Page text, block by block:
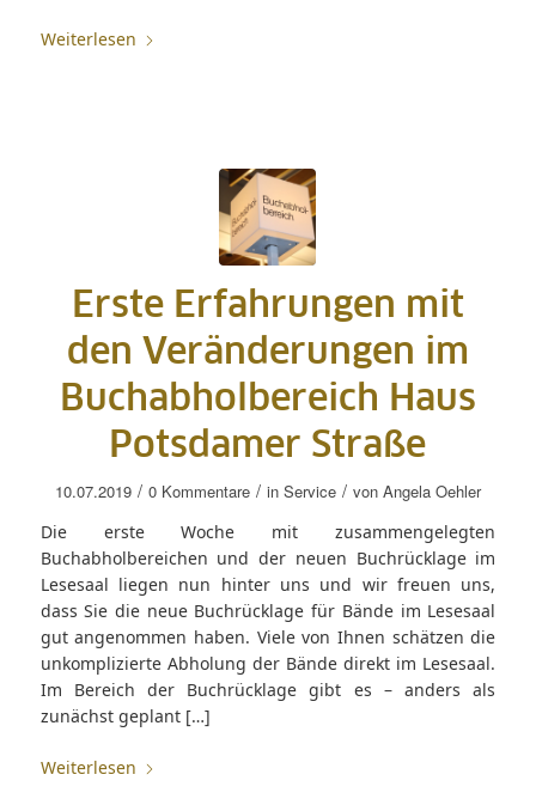
Weiterlesen
Erste Erfahrungen mit
den Veränderungen im
Buchabholbereich Haus
Potsdamer Straße
10.07.2019 / 0 Kommentare / in Service / von Angela Oehler
Die erste Woche mit zusammengelegten
Buchabholbereichen und der neuen Buchrücklage im
Lesesaal liegen nun hinter uns und wir freuen uns,
dass Sie die neue Buchrücklage für Bände im Lesesaal
gut angenommen haben. Viele von Ihnen schätzen die
unkomplizierte Abholung der Bände direkt im Lesesaal.
Im Bereich der Buchrücklage gibt es – anders als
zunächst geplant […]
Weiterlesen